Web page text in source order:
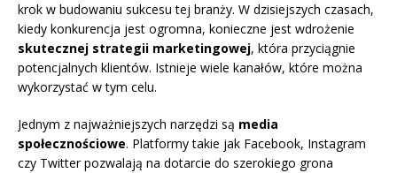
krok w budowaniu sukcesu tej branży. W dzisiejszych czasach,
kiedy konkurencja jest ogromna, konieczne jest wdrożenie
skutecznej strategii marketingowej, która przyciągnie
potencjalnych klientów. Istnieje wiele kanałów, które można
wykorzystać w tym celu.
Jednym z najważniejszych narzędzi są media
społecznościowe. Platformy takie jak Facebook, Instagram
czy Twitter pozwalają na dotarcie do szerokiego grona